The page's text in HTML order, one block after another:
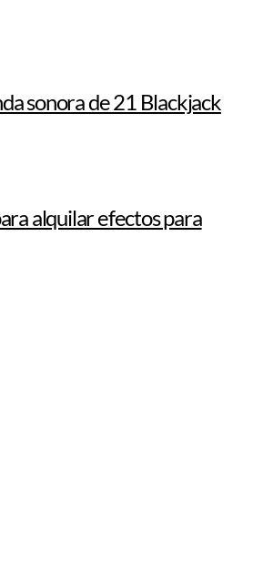
sonora de 21 Blackjack
alquilar efectos para